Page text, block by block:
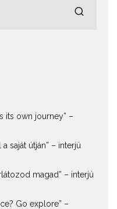
its own journey” –
saját útján” – interjú
magad” – interjú
Go explore” –